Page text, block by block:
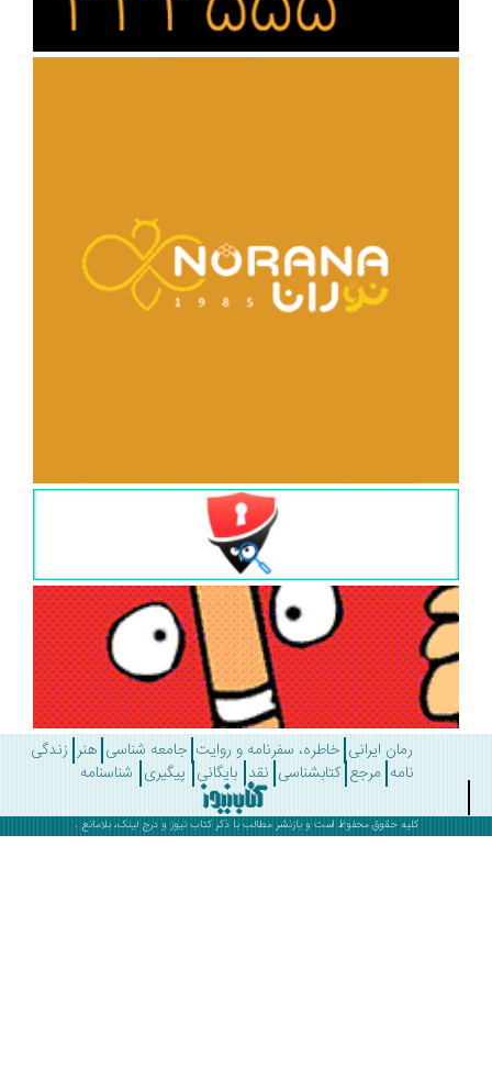
رمان ایرانی خاطره، سفرنامه و روایت جامعه شناسی هنر زندگی
مرجع کتابشناسی نقد بایگانی پیگیری شناسنامه
کلیه حقوق محفوظ است و بازنشر مطالب با ذکرکتاب نیوز و درج لینک، بلامانع .